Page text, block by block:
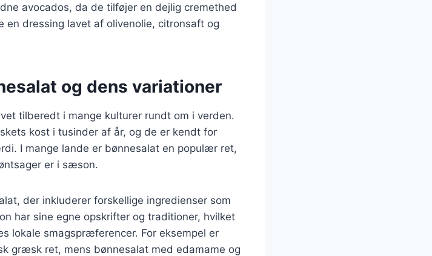
avocados, da de tilføjer en dejlig cremethed
en dressing lavet af olivenolie, citronsaft og
og dens variationer
tilberedt i mange kulturer rundt om i verden.
kost i tusinder af år, og de er kendt for
I mange lande er bønnesalat en populær ret,
er i sæson.
der inkluderer forskellige ingredienser som
har sine egne opskrifter og traditioner, hvilket
lokale smagspræferencer. For eksempel er
græsk ret, mens bønnesalat med edamame og